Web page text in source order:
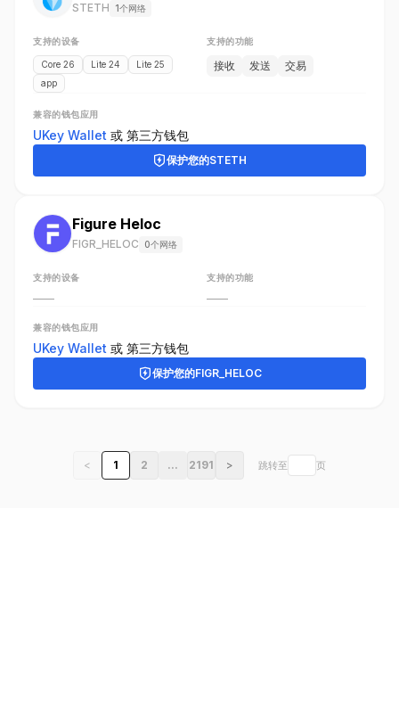
STETH 1个网络
支持的设备
Core 26 Lite 24
Lite 25
app
支持的功能
接收 发送 交易
兼容的钱包应用
UKey Wallet 或 第三方钱包
保护您的STETH
Figure Heloc
FIGR_HELOC 0个网络
支持的设备
——
支持的功能
——
兼容的钱包应用
UKey Wallet 或 第三方钱包
保护您的FIGR_HELOC
< 1 2 ... 2191 > 跳转至 页